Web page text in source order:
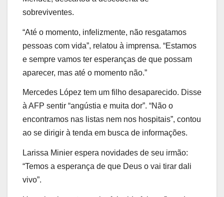
sobreviventes.
“Até o momento, infelizmente, não resgatamos
pessoas com vida”, relatou à imprensa. “Estamos
e sempre vamos ter esperanças de que possam
aparecer, mas até o momento não.”
Mercedes López tem um filho desaparecido. Disse
à AFP sentir “angústia e muita dor”. “Não o
encontramos nas listas nem nos hospitais”, contou
ao se dirigir à tenda em busca de informações.
Larissa Minier espera novidades de seu irmão:
“Temos a esperança de que Deus o vai tirar dali
vivo”.